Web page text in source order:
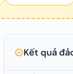
Kết quả